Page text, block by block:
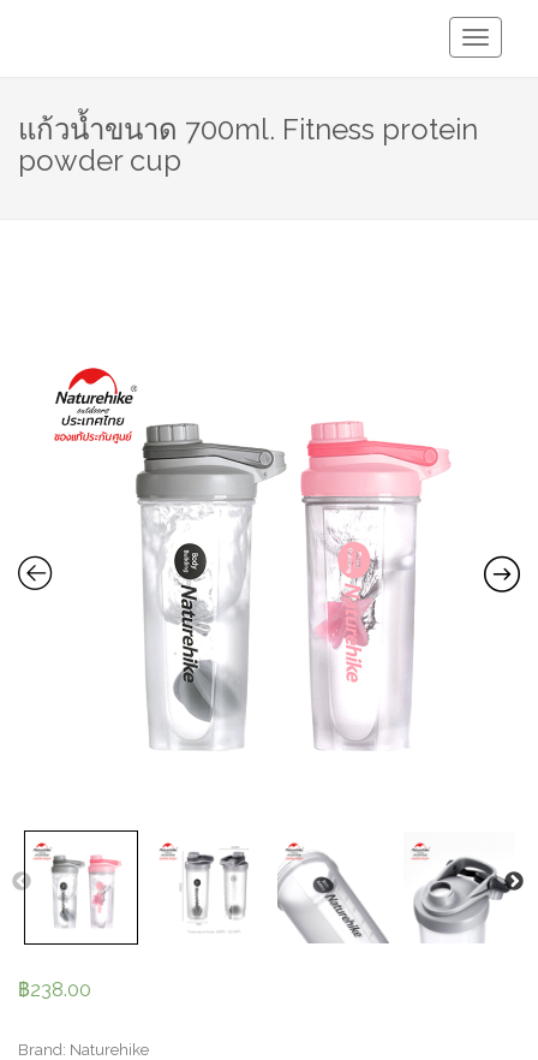
Toggle
แก้วน้ำขนาด 700ml. Fitness protein
powder cup
฿238.00
Brand: Naturehike